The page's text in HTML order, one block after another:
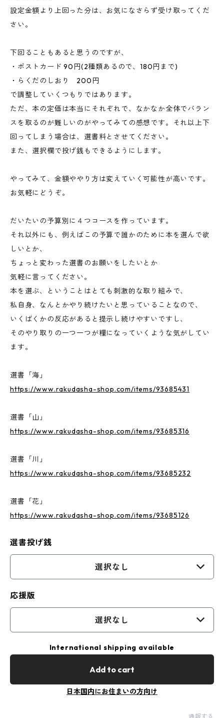
設定金額より上回った分は、お気になさらず受け取ってくだ
さい。
下回ることもあると思うのですが、
・ポストカード 90円(2種類あるので、180円まで)
・らくだのしおり 200円
で調整していくつもりではあります。
ただ、本の定価は本当にそれぞれで、なかなか全体でバラン
スを取るのが難しいのがやってみての感想です。それ以上下
回ってしまう場合は、選書料とさせてください。
また、選択欄で投げ銭もできるようにします。
やってみて、金額ややり方は変えていく可能性が高いです。
お気軽にどうぞ。
だいたいの予算別に４つコースを作っています。
それ以外にも、例えばこの予算で誰かのために本を選んで欲
しいとか、
ちょっと変わった選書のお願いをしたいとか
気軽に言ってください。
本を選ぶ、ということはとても刺激的な取り組みで、
私自身、なんとかやり続けたいと思っていることなので、
いくばくかの反応があると提示し続けやすいですし、
そのやり取りの一つ一つが糧になっていくような気がしてい
ます。
選書「海」
https://www.rakudasha-shop.com/items/93685431
選書「山」
https://www.rakudasha-shop.com/items/93685316
選書「川」
https://www.rakudasha-shop.com/items/93685232
選書「花」
https://www.rakudasha-shop.com/items/93685126
選書投げ銭
選択なし
応援版
選択なし
International shipping available
Add to cart
日本国内にお住まいの方向け
通報する